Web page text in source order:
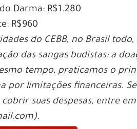
Darma: R$1.280
R$960
do CEBB, no Brasil
das sangas budistas: a
tempo, praticamos o
por limitações financeiras.
suas despesas, entre